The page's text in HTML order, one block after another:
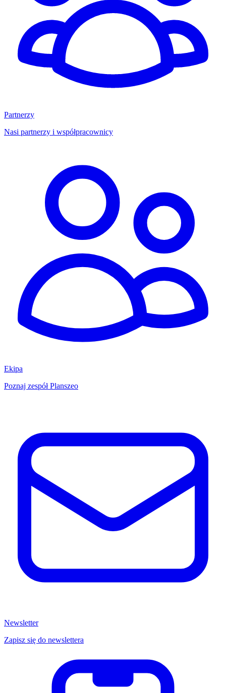
Partnerzy
Nasi partnerzy i współpracownicy
Ekipa
Poznaj zespół Planszeo
Newsletter
Zapisz się do newslettera